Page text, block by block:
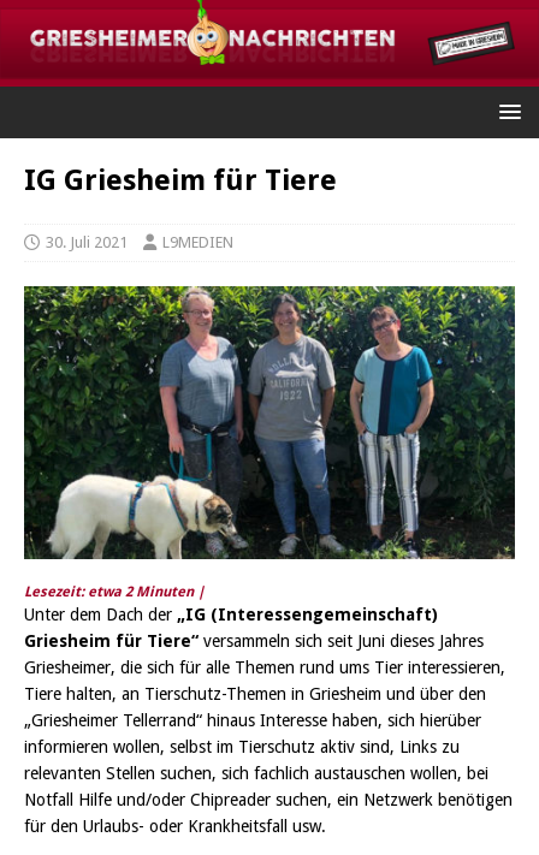
IG Griesheim für Tiere
30. Juli 2021 L9MEDIEN
Lesezeit: etwa 2 Minuten |
Unter dem Dach der „IG (Interessengemeinschaft)
Griesheim für Tiere“ versammeln sich seit Juni dieses Jahres
Griesheimer, die sich für alle Themen rund ums Tier interessieren,
Tiere halten, an Tierschutz-Themen in Griesheim und über den
„Griesheimer Tellerrand“ hinaus Interesse haben, sich hierüber
informieren wollen, selbst im Tierschutz aktiv sind, Links zu
relevanten Stellen suchen, sich fachlich austauschen wollen, bei
Notfall Hilfe und/oder Chipreader suchen, ein Netzwerk benötigen
für den Urlaubs- oder Krankheitsfall usw.